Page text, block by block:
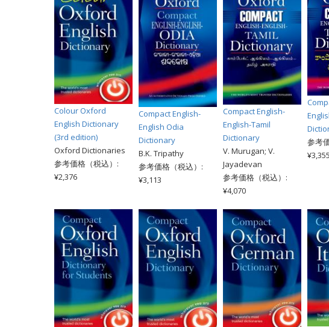
Colour Oxford
English Dictionary
(3rd edition)
Oxford Dictionaries
参考価格（税込）:
¥2,376
Compact English-
English Odia
Dictionary
B.K. Tripathy
参考価格（税込）:
¥3,113
Compact English-
English-Tamil
Dictionary
V. Murugan; V.
Jayadevan
参考価格（税込）:
¥4,070
参考
¥3,355